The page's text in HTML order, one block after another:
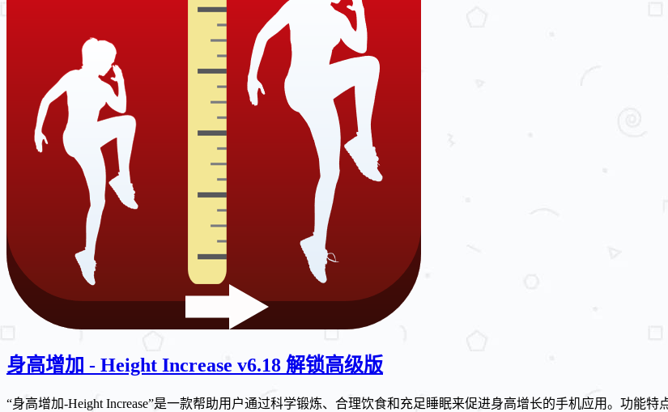
身高增加 - Height Increase v6.18 解锁高级版
“身高增加‑Height Increase”是一款帮助用户通过科学锻炼、合理饮食和充足睡眠来促进身高增长的手机应用。功能